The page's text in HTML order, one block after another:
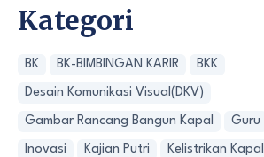
Kategori
BK BK-BIMBINGAN KARIR BKK
Desain Komunikasi Visual(DKV)
Gambar Rancang Bangun Kapal Guru
Inovasi Kajian Putri Kelistrikan Kapal